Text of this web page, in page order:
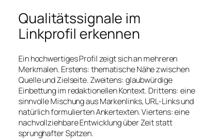
Qualitätssignale im
Linkprofil erkennen
Ein hochwertiges Profil zeigt sich an mehreren
Merkmalen. Erstens: thematische Nähe zwischen
Quelle und Zielseite. Zweitens: glaubwürdige
Einbettung im redaktionellen Kontext. Drittens: eine
sinnvolle Mischung aus Markenlinks, URL-Links und
natürlich formulierten Ankertexten. Viertens: eine
nachvollziehbare Entwicklung über Zeit statt
sprunghafter Spitzen.